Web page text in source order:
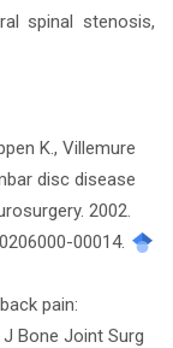
spinal stenosis,
K., Villemure
disc disease
2002.
00014.
pain:
Bone Joint Surg